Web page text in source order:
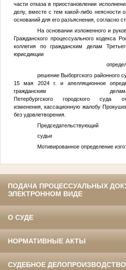
части отказа в приостановлении
делу, вместе с тем какой-либо неясности
оснований для его разъяснения, согласно
На основании изложенного и
Гражданского процессуального кодекса
коллегия по гражданским делам
юрисдикции
решение Выборгского районного
15 мая 2024 г. и апелляционное
гражданским
Петербургского городского суда от
изменения, кассационную жалобу
без удовлетворения.
Председательствующий
судьи
Мотивированное определение
ПОДАЧА ПРОЦЕССУАЛЬНЫХ
ЭЛЕКТРОННОМ ВИДЕ
О СУДЕ
НОРМАТИВНЫЕ АКТЫ
СУДЕБНОЕ ДЕЛОПРОИЗВОДСТВО